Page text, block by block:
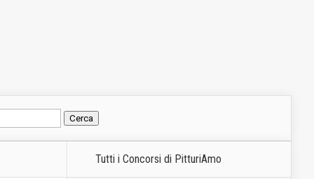
Tutti i Concorsi di PitturiAmo